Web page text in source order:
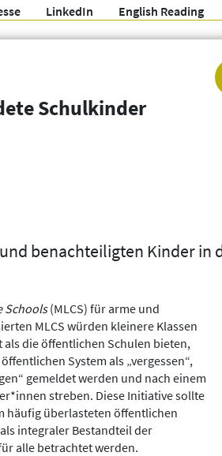
LinkedIn English Reading
Entwicklung und
Schulkinder
benachteiligten Kinder in
Schools(MLCS) für arme und
MLCS würden kleinere Klassen
die öffentlichen Schulen bieten,
System als „vergessen“,
gemeldet werden und nach einem
streben. Diese Initiative sollte
häufig überlasteten öffentlichen
integraler Bestandteil der
alle betrachtet werden.